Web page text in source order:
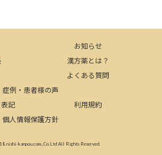
お知らせ
漢方薬とは？
よくある質問
症例・患者様の声
記
利用規約
個人情報保護方針
nishi-kanpou.com.,Co.Ltd All Rights Reserved.